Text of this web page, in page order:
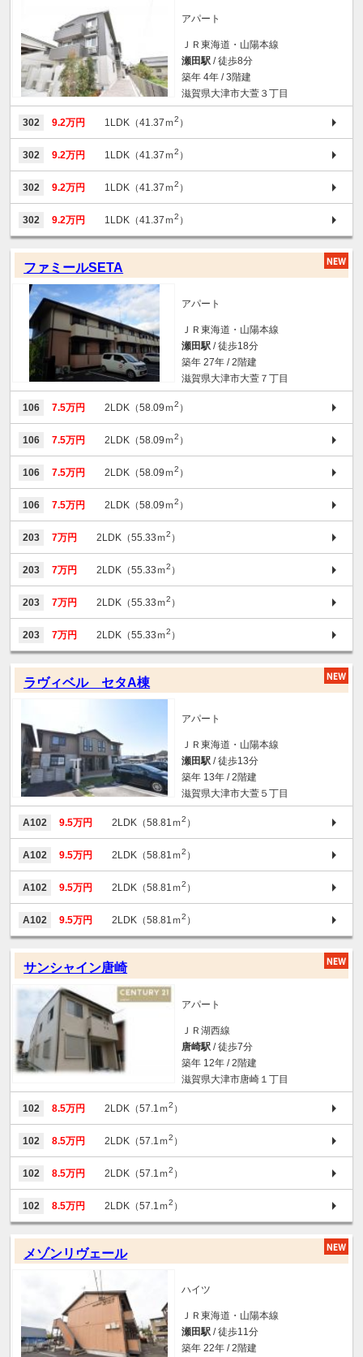
アパート
ＪＲ東海道・山陽本線
瀬田駅 / 徒歩8分
築年 4年 / 3階建
滋賀県大津市大萱３丁目
302 9.2万円 1LDK（41.37ｍ2 ）
302 9.2万円 1LDK（41.37ｍ2 ）
302 9.2万円 1LDK（41.37ｍ2 ）
302 9.2万円 1LDK（41.37ｍ2 ）
ファミールSETA
アパート
ＪＲ東海道・山陽本線
瀬田駅 / 徒歩18分
築年 27年 / 2階建
滋賀県大津市大萱７丁目
106 7.5万円 2LDK（58.09ｍ2 ）
106 7.5万円 2LDK（58.09ｍ2 ）
106 7.5万円 2LDK（58.09ｍ2 ）
106 7.5万円 2LDK（58.09ｍ2 ）
203 7万円 2LDK（55.33ｍ2 ）
203 7万円 2LDK（55.33ｍ2 ）
203 7万円 2LDK（55.33ｍ2 ）
203 7万円 2LDK（55.33ｍ2 ）
ラヴィベル セタA棟
アパート
ＪＲ東海道・山陽本線
瀬田駅 / 徒歩13分
築年 13年 / 2階建
滋賀県大津市大萱５丁目
A102 9.5万円 2LDK（58.81ｍ2 ）
A102 9.5万円 2LDK（58.81ｍ2 ）
A102 9.5万円 2LDK（58.81ｍ2 ）
A102 9.5万円 2LDK（58.81ｍ2 ）
サンシャイン唐崎
アパート
ＪＲ湖西線
唐崎駅 / 徒歩7分
築年 12年 / 2階建
滋賀県大津市唐崎１丁目
102 8.5万円 2LDK（57.1ｍ2 ）
102 8.5万円 2LDK（57.1ｍ2 ）
102 8.5万円 2LDK（57.1ｍ2 ）
102 8.5万円 2LDK（57.1ｍ2 ）
メゾンリヴェール
ハイツ
ＪＲ東海道・山陽本線
瀬田駅 / 徒歩11分
築年 22年 / 2階建